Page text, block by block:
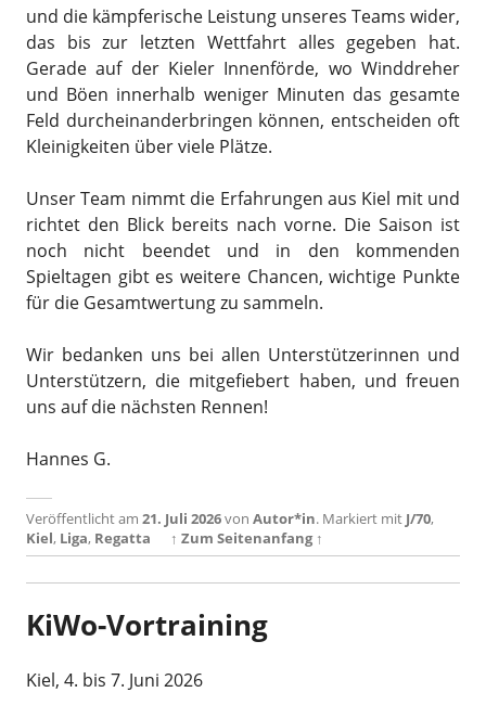
und die kämpferische Leistung unseres Teams wider,
das bis zur letzten Wettfahrt alles gegeben hat.
Gerade auf der Kieler Innenförde, wo Winddreher
und Böen innerhalb weniger Minuten das gesamte
Feld durcheinanderbringen können, entscheiden oft
Kleinigkeiten über viele Plätze.
Unser Team nimmt die Erfahrungen aus Kiel mit und
richtet den Blick bereits nach vorne. Die Saison ist
noch nicht beendet und in den kommenden
Spieltagen gibt es weitere Chancen, wichtige Punkte
für die Gesamtwertung zu sammeln.
Wir bedanken uns bei allen Unterstützerinnen und
Unterstützern, die mitgefiebert haben, und freuen
uns auf die nächsten Rennen!
Hannes G.
Veröffentlicht am 21. Juli 2026von Autor*in. Markiert mit J/70,
Kiel, Liga, Regatta ↑ Zum Seitenanfang ↑
KiWo-Vortraining
Kiel, 4. bis 7. Juni 2026